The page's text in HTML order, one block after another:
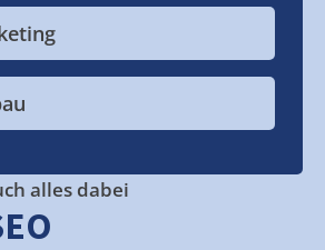
alles dabei